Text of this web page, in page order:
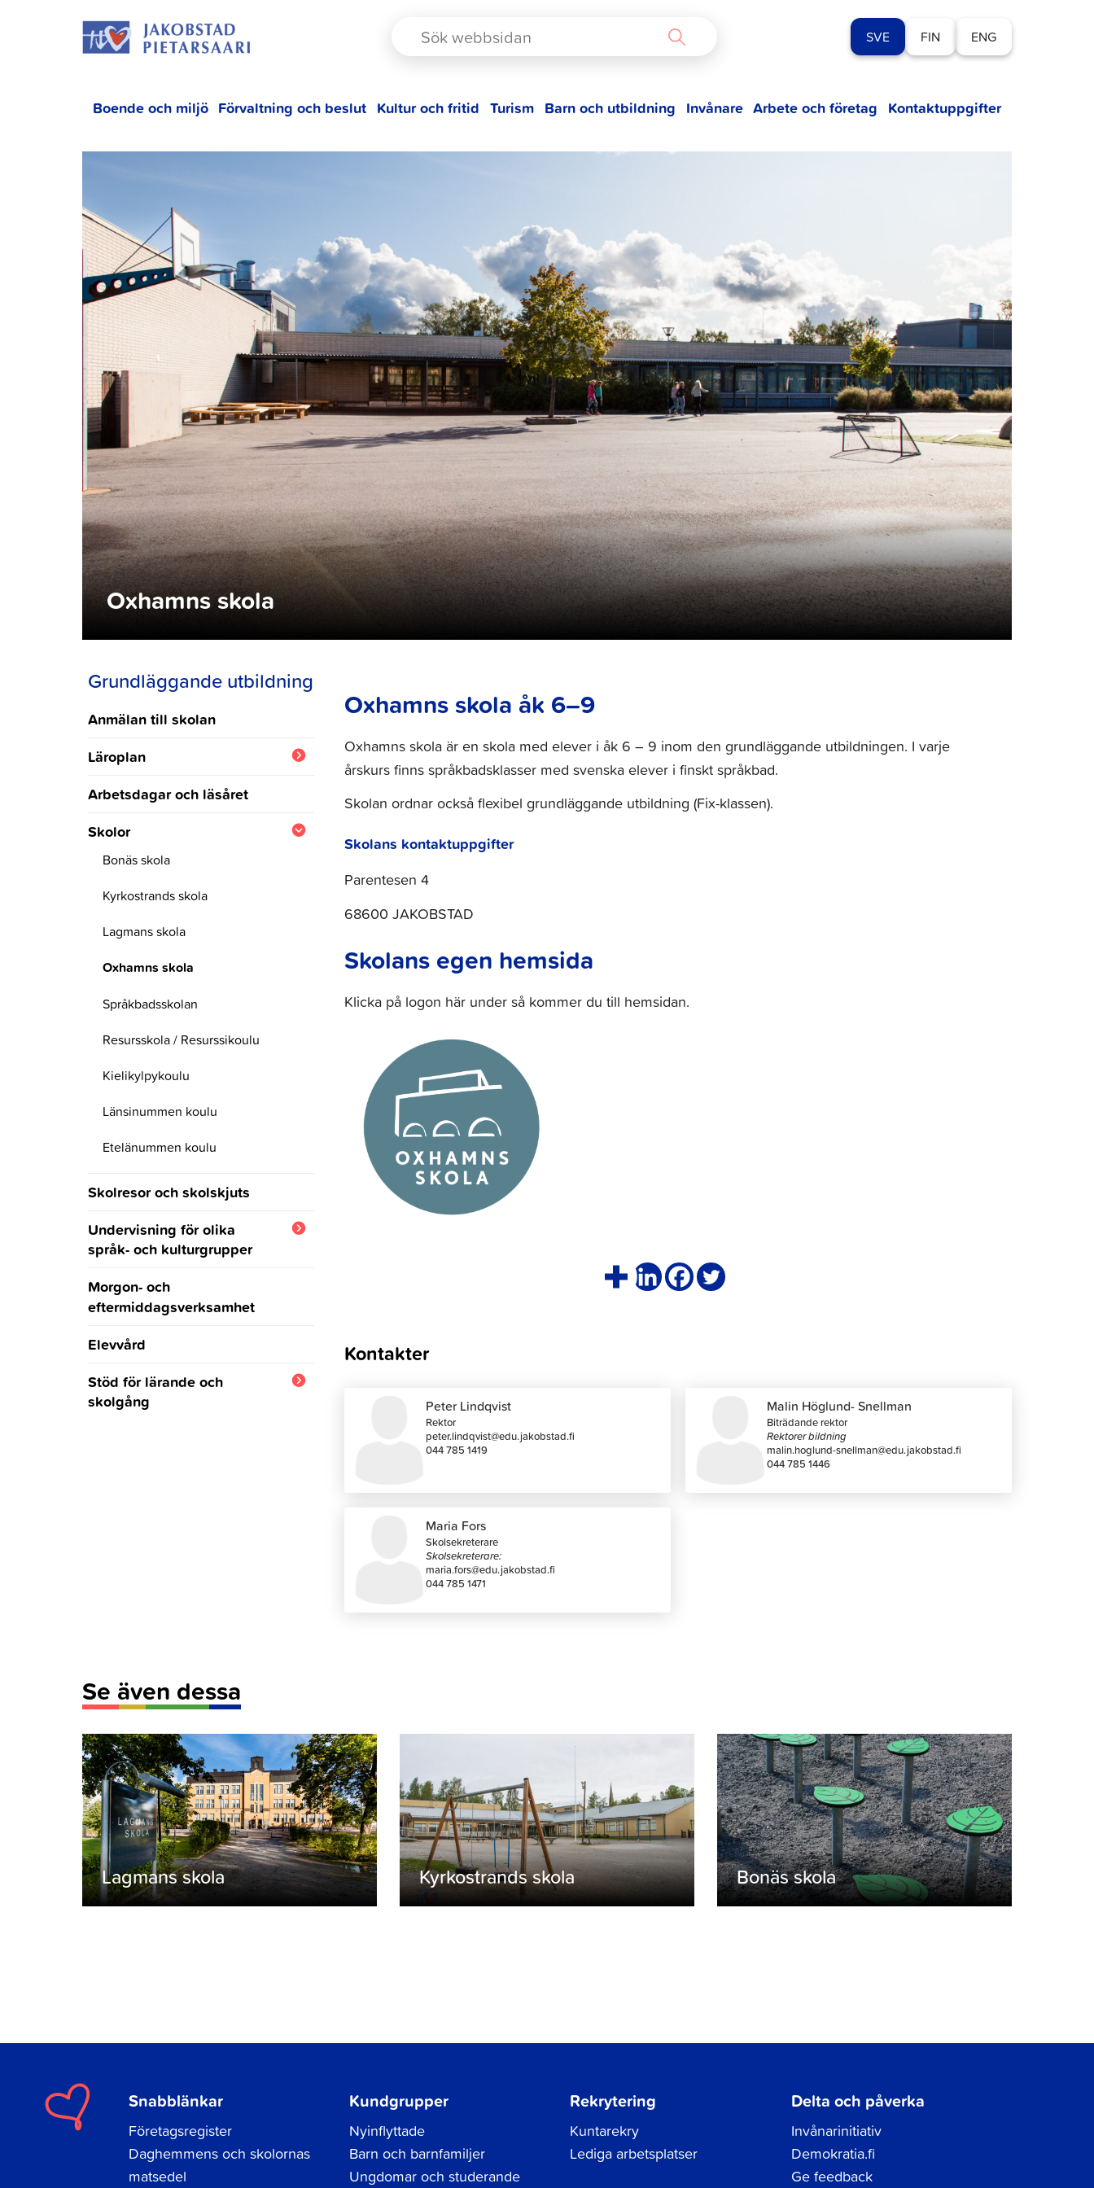
SVE FIN ENG
Boende och miljö Förvaltning och beslut Kultur och fritid Turism Barn och utbildning Invånare Arbete och företag Kontaktuppgifter
Oxhamns skola
Grundläggande utbildning
Anmälan till skolan
Läroplan
Bedömning av lärande och
kunnande
Elevhandledning
Arbetsdagar och läsåret
Skolor
Bonäs skola
Kyrkostrands skola
Lagmans skola
Oxhamns skola
Språkbadsskolan
Resursskola / Resurssikoulu
Kielikylpykoulu
Länsinummen koulu
Etelänummen koulu
Skolresor och skolskjuts
Undervisning för olika
språk- och kulturgrupper
den grundläggande
utbildningen
Undervisning i det egna
Svenska som andra språk
Morgon- och
eftermiddagsverksamhet
Elevvård
Stöd för lärande och
skolgång
Oxhamns skola åk 6–9
Oxhamns skola är en skola med elever i åk 6 – 9 inom den grundläggande utbildningen. I varje
årskurs finns språkbadsklasser med svenska elever i finskt språkbad.
Skolan ordnar också flexibel grundläggande utbildning (Fix-klassen).
Skolans kontaktuppgifter
Parentesen 4
68600 JAKOBSTAD
Skolans egen hemsida
Klicka på logon här under så kommer du till hemsidan.
Kontakter
Peter Lindqvist
Rektor
peter.lindqvist@edu.jakobstad.fi
044 785 1419
Malin Höglund- Snellman
Biträdande rektor
Rektorer bildning
malin.hoglund-snellman@edu.jakobstad.fi
044 785 1446
Maria Fors
Skolsekreterare
Skolsekreterare:
maria.fors@edu.jakobstad.fi
044 785 1471
Se även dessa
Lagmans skola Kyrkostrands skola Bonäs skola
Snabblänkar
Företagsregister
Daghemmens och skolornas
matsedel
Kundgrupper
Nyinflyttade
Barn och barnfamiljer
Ungdomar och studerande
Rekrytering
Kuntarekry
Lediga arbetsplatser
Delta och påverka
Invånarinitiativ
Demokratia.fi
Ge feedback